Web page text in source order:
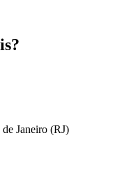
Janeiro (RJ)